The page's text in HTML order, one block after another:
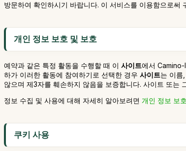
방문하여 확인하시기 바랍니다. 이 서비스를 이용함으로써
개인 정보 보호 및 보호
예약과 같은 특정 활동을 수행할 때 이 사이트에서 Camino-
하가 이러한 활동에 참여하기로 선택한 경우 사이트는 이름
않으며 제3자를 훼손하지 않음을 보증합니다. 사이트 또는
정보 수집 및 사용에 대해 자세히 알아보려면 개인 정보 보
쿠키 사용